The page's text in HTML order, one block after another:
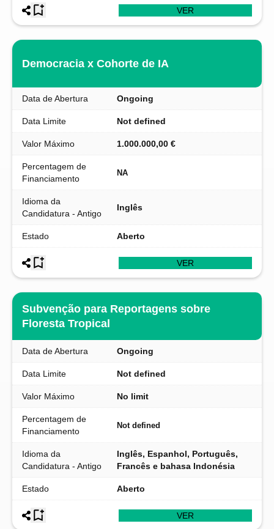
VER
Democracia x Cohorte de IA
Data de Abertura Ongoing
Data Limite Not defined
Valor Máximo 1.000.000,00 €
Percentagem de
Financiamento
NA
Idioma da
Candidatura - Antigo
Inglês
Estado Aberto
VER
Subvenção para Reportagens sobre
Floresta Tropical
Data de Abertura Ongoing
Data Limite Not defined
Valor Máximo No limit
Percentagem de
Financiamento
Not defined
Idioma da
Candidatura - Antigo
Inglês, Espanhol, Português,
Francês e bahasa Indonésia
Estado Aberto
VER